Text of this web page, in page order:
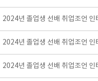
2024년 졸업생 선배 취업조언 인
2024년 졸업생 선배 취업조언 인
2024년 졸업생 선배 취업조언 인